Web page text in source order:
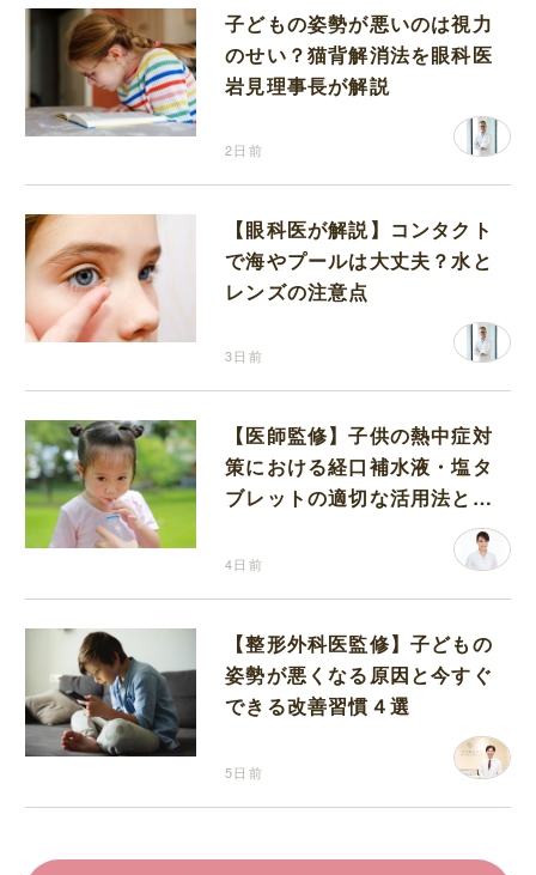
子どもの姿勢が悪いのは視力
のせい？猫背解消法を眼科医
岩見理事長が解説
2日前
【眼科医が解説】コンタクト
で海やプールは大丈夫？水と
レンズの注意点
3日前
【医師監修】子供の熱中症対
策における経口補水液・塩タ
ブレットの適切な活用法と水
4日前
【整形外科医監修】子どもの
姿勢が悪くなる原因と今すぐ
できる改善習慣４選
5日前